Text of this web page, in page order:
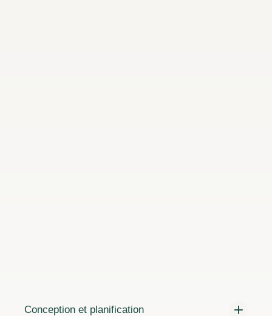
Conception et planification